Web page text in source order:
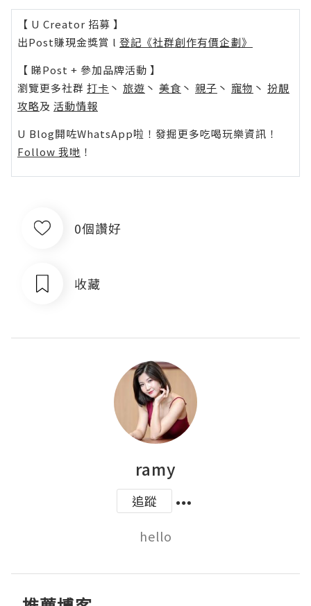
【 U Creator 招募 】
出Post賺現金獎賞 l 登記《社群創作有價企劃》
【 睇Post + 參加品牌活動 】
瀏覽更多社群 打卡 丶 旅遊 丶 美食 丶 親子 丶 寵物 丶 扮靚
攻略及 活動情報
U Blog開咗WhatsApp啦！發掘更多吃喝玩樂資訊！
Follow 我哋 ！
0個讚好
收藏
ramy
追蹤
hello